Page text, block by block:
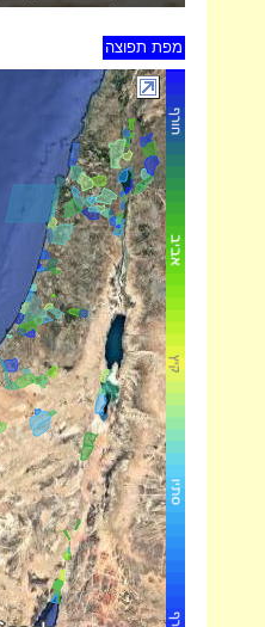
מפת תפוצה